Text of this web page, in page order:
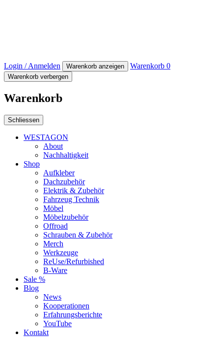
Login / Anmelden Warenkorb anzeigen Warenkorb 0
Warenkorb verbergen
Warenkorb
Schliessen
WESTAGON
About
Nachhaltigkeit
Shop
Aufkleber
Dachzubehör
Elektrik & Zubehör
Fahrzeug Technik
Möbel
Möbelzubehör
Offroad
Schrauben & Zubehör
Merch
Werkzeuge
ReUse/Refurbished
B-Ware
Sale %
Blog
News
Kooperationen
Erfahrungsberichte
YouTube
Kontakt